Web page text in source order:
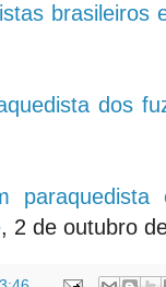
brasileiros
dos
, 2 de outubro